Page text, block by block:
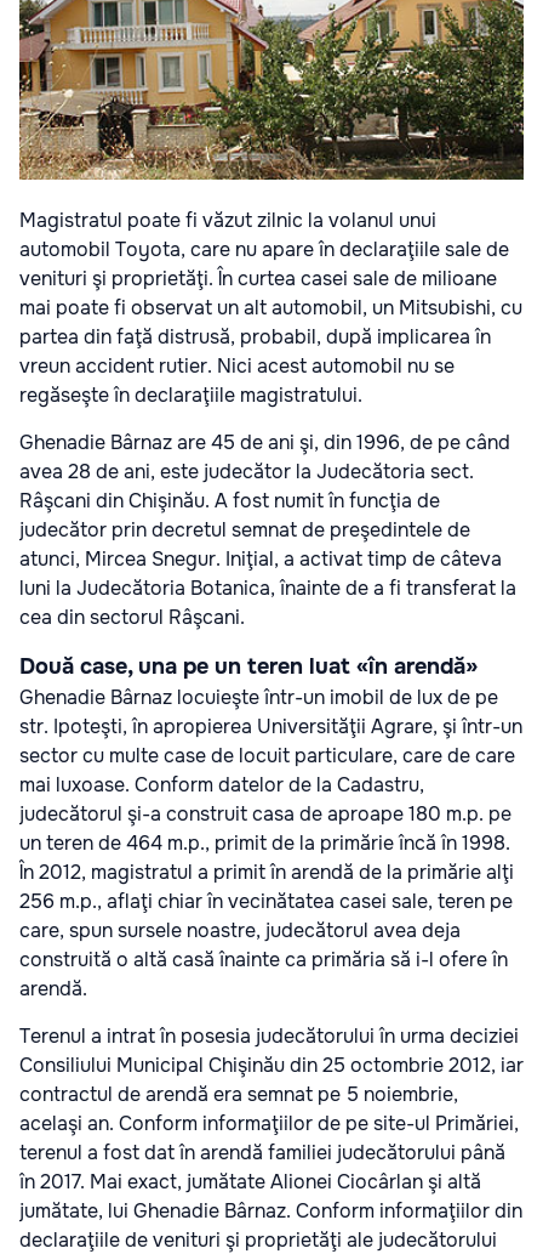
Magistratul poate fi văzut zilnic la volanul unui
automobil Toyota, care nu apare în declaraţiile sale de
venituri şi proprietăţi. În curtea casei sale de milioane
mai poate fi observat un alt automobil, un Mitsubishi, cu
partea din faţă distrusă, probabil, după implicarea în
vreun accident rutier. Nici acest automobil nu se
regăseşte în declaraţiile magistratului.
Ghenadie Bârnaz are 45 de ani şi, din 1996, de pe când
avea 28 de ani, este judecător la Judecătoria sect.
Râşcani din Chişinău. A fost numit în funcţia de
judecător prin decretul semnat de preşedintele de
atunci, Mircea Snegur. Iniţial, a activat timp de câteva
luni la Judecătoria Botanica, înainte de a fi transferat la
cea din sectorul Râşcani.
Două case, una pe un teren luat «în arendă»
Ghenadie Bârnaz locuieşte într-un imobil de lux de pe
str. Ipoteşti, în apropierea Universităţii Agrare, şi într-un
sector cu multe case de locuit particulare, care de care
mai luxoase. Conform datelor de la Cadastru,
judecătorul şi-a construit casa de aproape 180 m.p. pe
un teren de 464 m.p., primit de la primărie încă în 1998.
În 2012, magistratul a primit în arendă de la primărie alţi
256 m.p., aflaţi chiar în vecinătatea casei sale, teren pe
care, spun sursele noastre, judecătorul avea deja
construită o altă casă înainte ca primăria să i-l ofere în
arendă.
Terenul a intrat în posesia judecătorului în urma deciziei
Consiliului Municipal Chişinău din 25 octombrie 2012, iar
contractul de arendă era semnat pe 5 noiembrie,
acelaşi an. Conform informaţiilor de pe site-ul Primăriei,
terenul a fost dat în arendă familiei judecătorului până
în 2017. Mai exact, jumătate Alionei Ciocârlan şi altă
jumătate, lui Ghenadie Bârnaz. Conform informaţiilor din
declaraţiile de venituri şi proprietăţi ale judecătorului